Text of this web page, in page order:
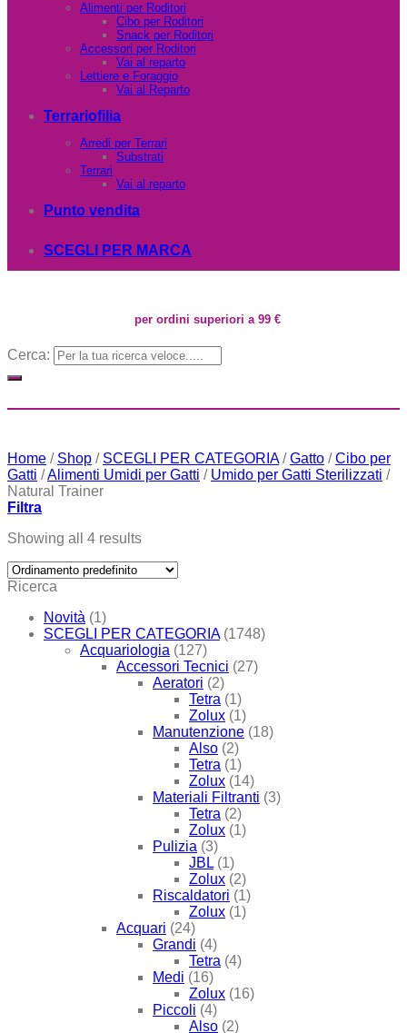
Alimenti per Roditori
Cibo per Roditori
Snack per Roditori
Accessori per Roditori
Vai al reparto
Lettiere e Foraggio
Vai al Reparto
Terrariofilia
Arredi per Terrari
Substrati
Terrari
Vai al reparto
Punto vendita
SCEGLI PER MARCA
per ordini superiori a 99 €
Cerca:
Home / Shop / SCEGLI PER CATEGORIA / Gatto / Cibo per
Gatti /Alimenti Umidi per Gatti / Umido per Gatti Sterilizzati /
Natural Trainer
Filtra
Showing all 4 results
Ricerca
Novità (1)
SCEGLI PER CATEGORIA (1748)
Acquariologia (127)
Accessori Tecnici (27)
Aeratori (2)
Tetra (1)
Zolux (1)
Manutenzione (18)
Also (2)
Tetra (1)
Zolux (14)
Materiali Filtranti (3)
Tetra (2)
Zolux (1)
Pulizia (3)
JBL (1)
Zolux (2)
Riscaldatori (1)
Zolux (1)
Acquari (24)
Grandi (4)
Tetra (4)
Medi (16)
Zolux (16)
Piccoli (4)
Also (2)